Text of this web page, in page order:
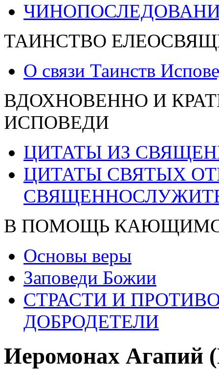
ТАИНСТВО
О связи Таинств
ВДОХНОВЕННО И
ИСПОВЕДИ
ЦИТАТЫ ИЗ
ЦИТАТЫ СВЯТЫХ
В ПОМОЩЬ
Основы веры
Заповеди Божии
СТРАСТИ И
ДОБРОДЕТЕЛИ
Иеромонах Агапий